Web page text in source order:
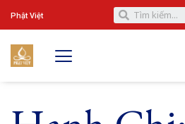
Phật Việt